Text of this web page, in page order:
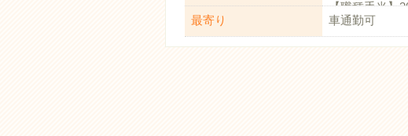
【職種手当】
【調整手当】
最寄り 車通勤可